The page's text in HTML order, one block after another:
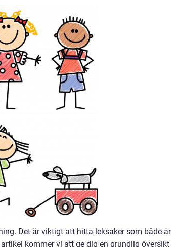
Det är viktigt att hitta leksaker som både är
kommer vi att ge dig en grundlig översikt